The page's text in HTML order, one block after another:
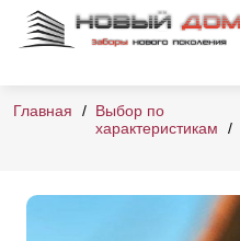
Главная
Выбор по
характеристикам